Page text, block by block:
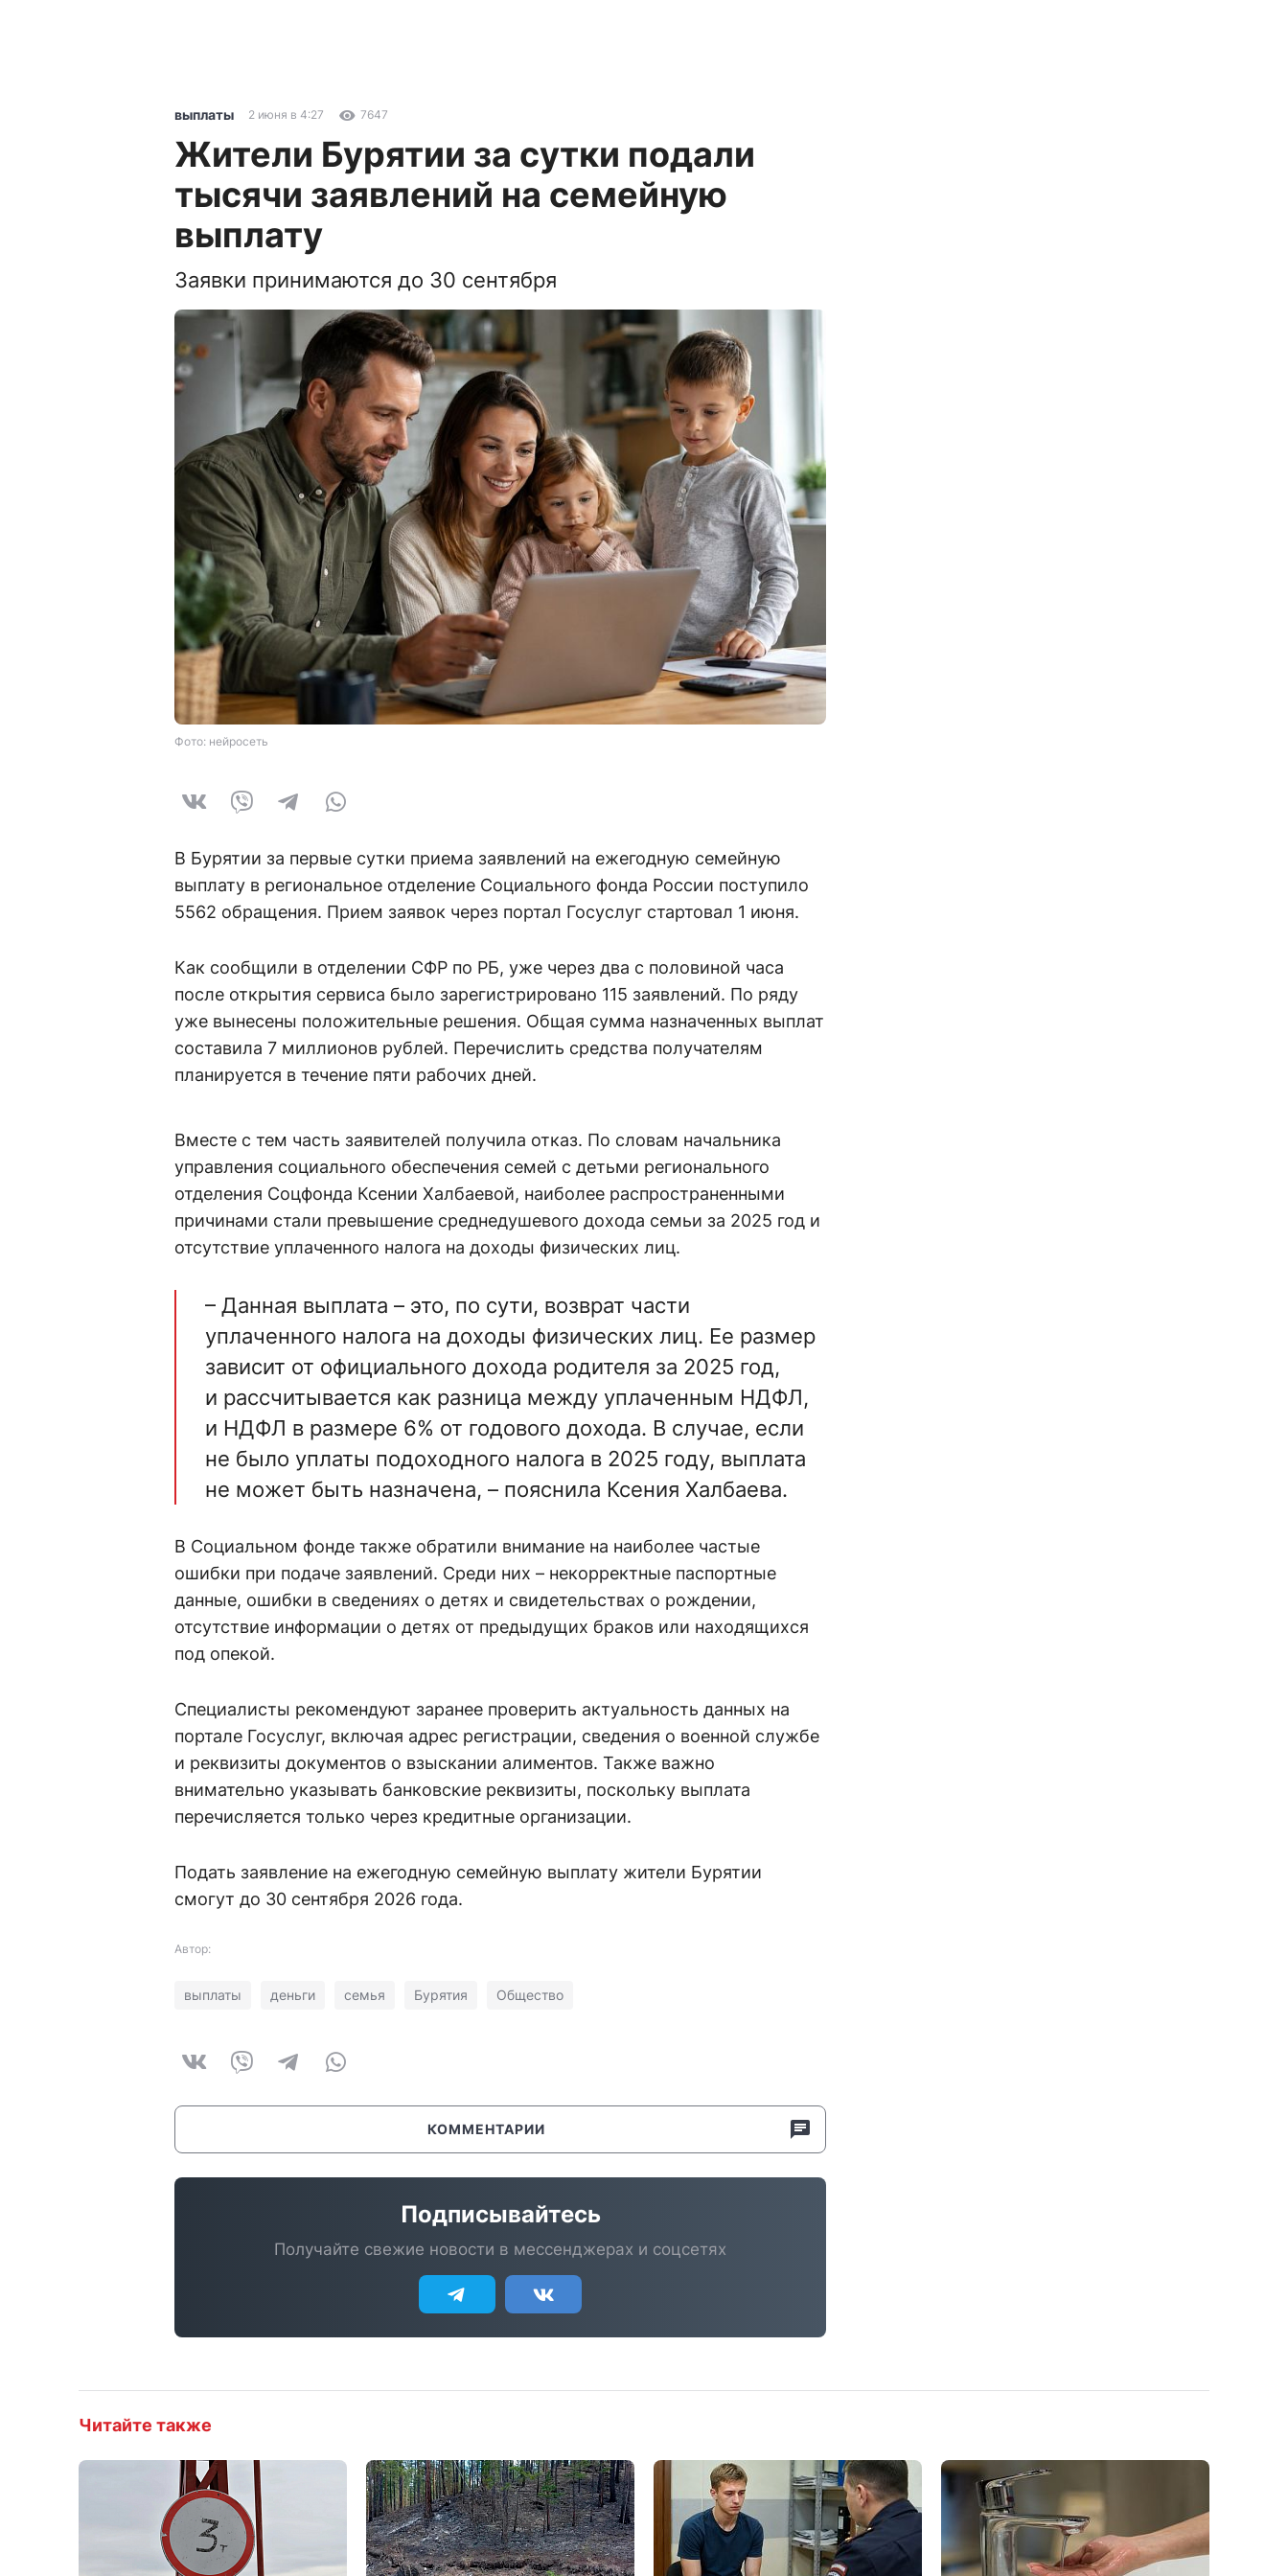
выплаты 2 июня в 4:27 7647
Жители Бурятии за сутки подали
тысячи заявлений на семейную
выплату
Заявки принимаются до 30 сентября
Фото: нейросеть
В Бурятии за первые сутки приема заявлений на ежегодную семейную
выплату в региональное отделение Социального фонда России поступило
5562 обращения. Прием заявок через портал Госуслуг стартовал 1 июня.
Как сообщили в отделении СФР по РБ, уже через два с половиной часа
после открытия сервиса было зарегистрировано 115 заявлений. По ряду
уже вынесены положительные решения. Общая сумма назначенных выплат
составила 7 миллионов рублей. Перечислить средства получателям
планируется в течение пяти рабочих дней.
Вместе с тем часть заявителей получила отказ. По словам начальника
управления социального обеспечения семей с детьми регионального
отделения Соцфонда Ксении Халбаевой, наиболее распространенными
причинами стали превышение среднедушевого дохода семьи за 2025 год и
отсутствие уплаченного налога на доходы физических лиц.
– Данная выплата – это, по сути, возврат части
уплаченного налога на доходы физических лиц. Ее размер
зависит от официального дохода родителя за 2025 год,
и рассчитывается как разница между уплаченным НДФЛ,
и НДФЛ в размере 6% от годового дохода. В случае, если
не было уплаты подоходного налога в 2025 году, выплата
не может быть назначена, – пояснила Ксения Халбаева.
В Социальном фонде также обратили внимание на наиболее частые
ошибки при подаче заявлений. Среди них – некорректные паспортные
данные, ошибки в сведениях о детях и свидетельствах о рождении,
отсутствие информации о детях от предыдущих браков или находящихся
под опекой.
Специалисты рекомендуют заранее проверить актуальность данных на
портале Госуслуг, включая адрес регистрации, сведения о военной службе
и реквизиты документов о взыскании алиментов. Также важно
внимательно указывать банковские реквизиты, поскольку выплата
перечисляется только через кредитные организации.
Подать заявление на ежегодную семейную выплату жители Бурятии
смогут до 30 сентября 2026 года.
Автор:
выплаты деньги семья Бурятия Общество
КОММЕНТАРИИ
Подписывайтесь
Получайте свежие новости в мессенджерах и соцсетях
Читайте также